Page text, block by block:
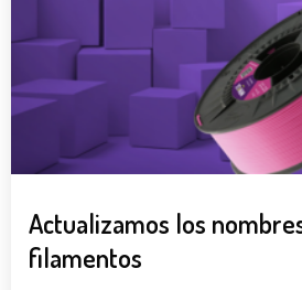
Actualizamos los
filamentos